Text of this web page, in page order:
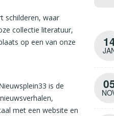
schilderen, waar
collectie literatuur,
op een van onze
is de
met een website en